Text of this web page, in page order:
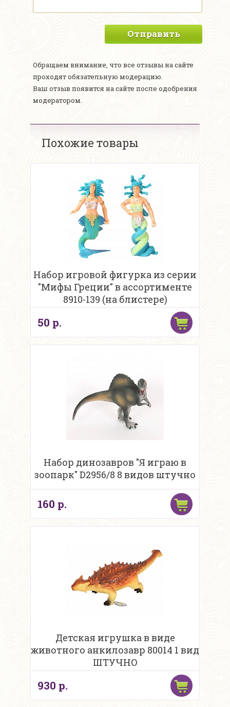
Отправить
Обращаем внимание, что все отзывы на сайте
проходят обязательную модерацию.
Ваш отзыв появится на сайте после одобрения
модератором.
Похожие товары
Набор игровой фигурка из серии
"Мифы Греции" в ассортименте
8910-139 (на блистере)
50 р.
Набор динозавров "Я играю в
зоопарк" D2956/8 8 видов штучно
160 р.
Детская игрушка в виде
животного анкилозавр 80014 1 вид
ШТУЧНО
930 р.